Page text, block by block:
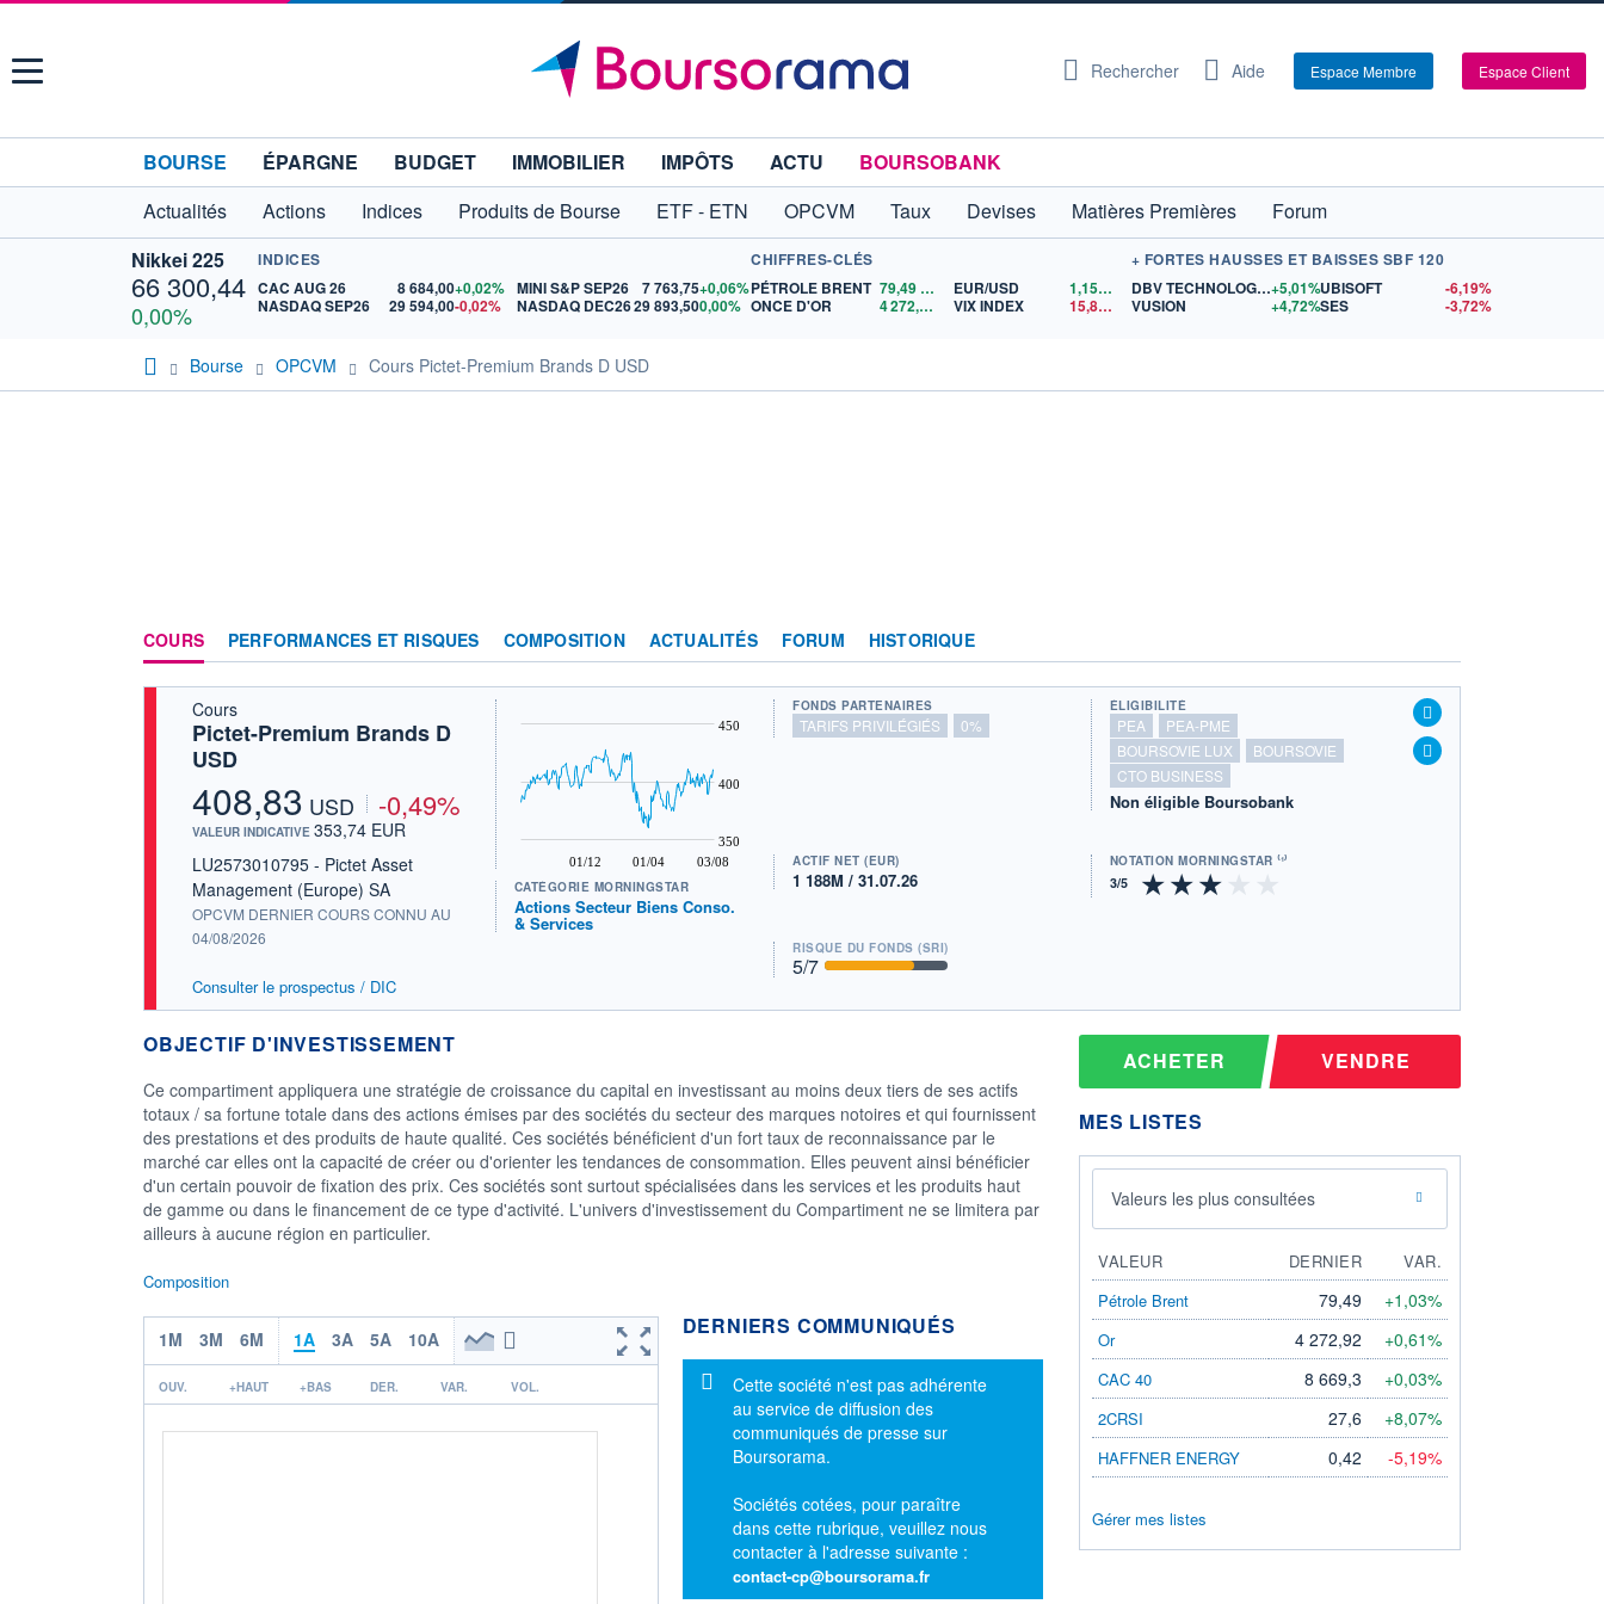
Menu Rechercher Aide Espace Membre Espace Client
BOURSE ÉPARGNE BUDGET IMMOBILIER IMPÔTS ACTU
BOURSOBANK
Actualités
Actions Indices Produits de Bourse ETF - ETN OPCVM Taux Devises Matières Premières
Forum
Nikkei 225
66 300,44
0,00%
INDICES
CAC AUG 26
8 684,00+0,02%
NASDAQ SEP26
29 594,00-0,02%
MINI S&P SEP26 7 763,75+0,06%
NASDAQ DEC2629 893,500,00%
CHIFFRES-CLÉS
PÉTROLE BRENT 79,49
ONCE D'OR
4 272,92 $US
EUR/USD 1,1557
$US
VIX INDEX
15,81$US
+ FORTES HAUSSES ET BAISSES SBF 120
DBV TECHNOLOGIES+5,01%
VUSION
+4,72%
UBISOFT
-6,19%
SES
-3,72%
Bourse OPCVM Cours Pictet-Premium Brands D USD
COURS PERFORMANCES ET RISQUES COMPOSITION ACTUALITÉS FORUM HISTORIQUE
Cours
Pictet-Premium Brands D
USD
408,83 USD -0,49%
VALEUR INDICATIVE 353,74 EUR
LU2573010795 - Pictet Asset
Management (Europe) SA
OPCVM DERNIER COURS CONNU AU
04/08/2026
Consulter le prospectus / DIC
01/12 01/04 03/08
350
400
450
CATÉGORIE MORNINGSTAR
Actions Secteur Biens Conso.
& Services
FONDS PARTENAIRES
TARIFS PRIVILÉGIÉS 0%
ÉLIGIBILITÉ
PEA
PEA-PME
BOURSOVIE LUX
BOURSOVIE
CTO BUSINESS
Non éligible Boursobank
ACTIF NET (EUR)
1 188M / 31.07.26
NOTATION MORNINGSTAR ⁽¹⁾
RISQUE DU FONDS (SRI)
5/7
OBJECTIF D'INVESTISSEMENT
Ce compartiment appliquera une stratégie de croissance du capital en investissant au moins deux tiers de ses actifs
totaux / sa fortune totale dans des actions émises par des sociétés du secteur des marques notoires et qui fournissent
des prestations et des produits de haute qualité. Ces sociétés bénéficient d'un fort taux de reconnaissance par le
marché car elles ont la capacité de créer ou d'orienter les tendances de consommation. Elles peuvent ainsi bénéficier
d'un certain pouvoir de fixation des prix. Ces sociétés sont surtout spécialisées dans les services et les produits haut
de gamme ou dans le financement de ce type d'activité. L'univers d'investissement du Compartiment ne se limitera par
ailleurs à aucune région en particulier.
Composition
1M 3M 6M 1A 3A 5A 10A
OUV. +HAUT +BAS DER. VAR. VOL.
DERNIERS COMMUNIQUÉS
Message d'information
Cette société n'est pas adhérente
au service de diffusion des
communiqués de presse sur
Boursorama.
Sociétés cotées, pour paraître
dans cette rubrique, veuillez nous
contacter à l'adresse suivante :
contact-cp@boursorama.fr
ACHETER VENDRE
MES LISTES
Valeurs les plus consultées
VALEUR DERNIER
VAR.
Pétrole Brent
79,49 +1,03%
Or 4 272,92 +0,61%
CAC 40 8 669,3 +0,03%
2CRSI 27,6 +8,07%
HAFFNER ENERGY 0,42 -5,19%
Gérer mes listes